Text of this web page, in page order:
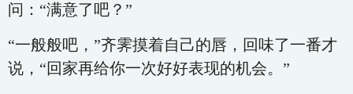
问：“满意了吧？”
“一般般吧，”齐霁摸着自己的唇，回味了一番才
说，“回家再给你一次好好表现的机会。”